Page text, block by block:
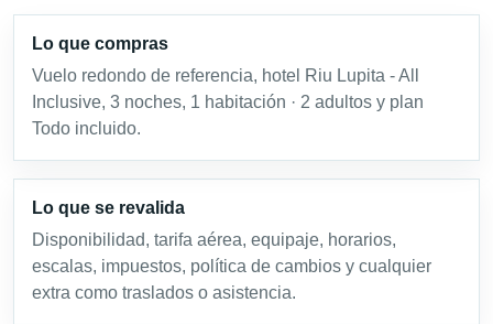
Lo que compras
Vuelo redondo de referencia, hotel Riu Lupita - All
Inclusive, 3 noches, 1 habitación · 2 adultos y plan
Todo incluido.
Lo que se revalida
Disponibilidad, tarifa aérea, equipaje, horarios,
escalas, impuestos, política de cambios y cualquier
extra como traslados o asistencia.